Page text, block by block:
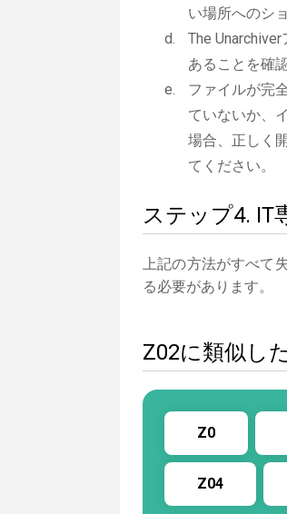
い場所へのシ
The
あることを確
ファイルが完
ていないか、
場合、正しく
てください。
ステップ4. IT
上記の方法がすべて
る必要があります。
Z02に類似し
Z0
Z04